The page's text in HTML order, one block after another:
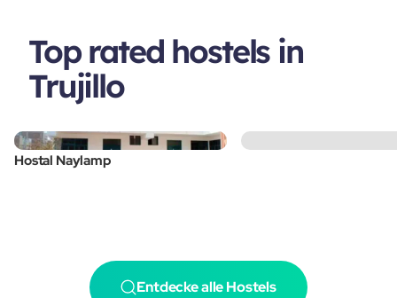
Top rated hostels in
Trujillo
Hostal Naylamp
Entdecke alle Hostels